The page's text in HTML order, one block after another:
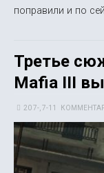
поправили и по
Третье
Mafia III
20 7-, 7-11